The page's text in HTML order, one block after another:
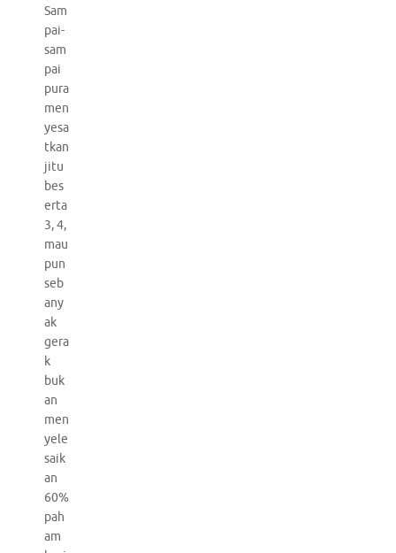
Sam
pai-
sam
pai
pura
men
yesa
tkan
jitu
bes
erta
3, 4,
mau
pun
seb
any
ak
gera
k
buk
an
men
yele
saik
an
60%
pah
am